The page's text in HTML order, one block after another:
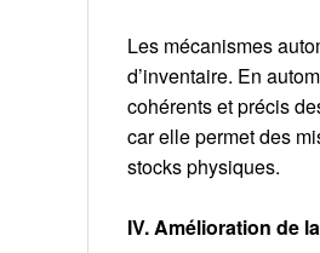
Les mécanismes
d’inventaire. En
cohérents et précis
car elle permet des
stocks physiques.
IV. Amélioration de